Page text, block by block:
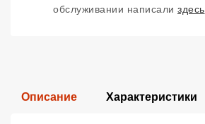
обслуживании написали здесь
Описание Характеристики